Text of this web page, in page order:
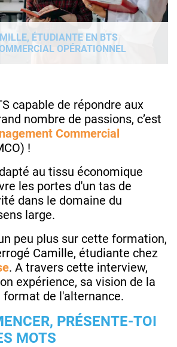
ÉTUDIANTE EN BTS
OPÉRATIONNEL
capable de répondre aux
nombre de passions, c’est
Commercial
!
au tissu économique
les portes d'un tas de
dans le domaine du
large.
peu plus sur cette formation,
Camille, étudiante chez
. A travers cette interview,
expérience, sa vision de la
de l'alternance.
PRÉSENTE-TOI
MOTS